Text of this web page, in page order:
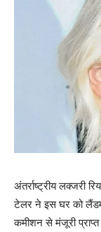
अंतर्राष्ट्रीय लक्जरी
टेलर ने इस घर को
कमीशन से मंजूरी